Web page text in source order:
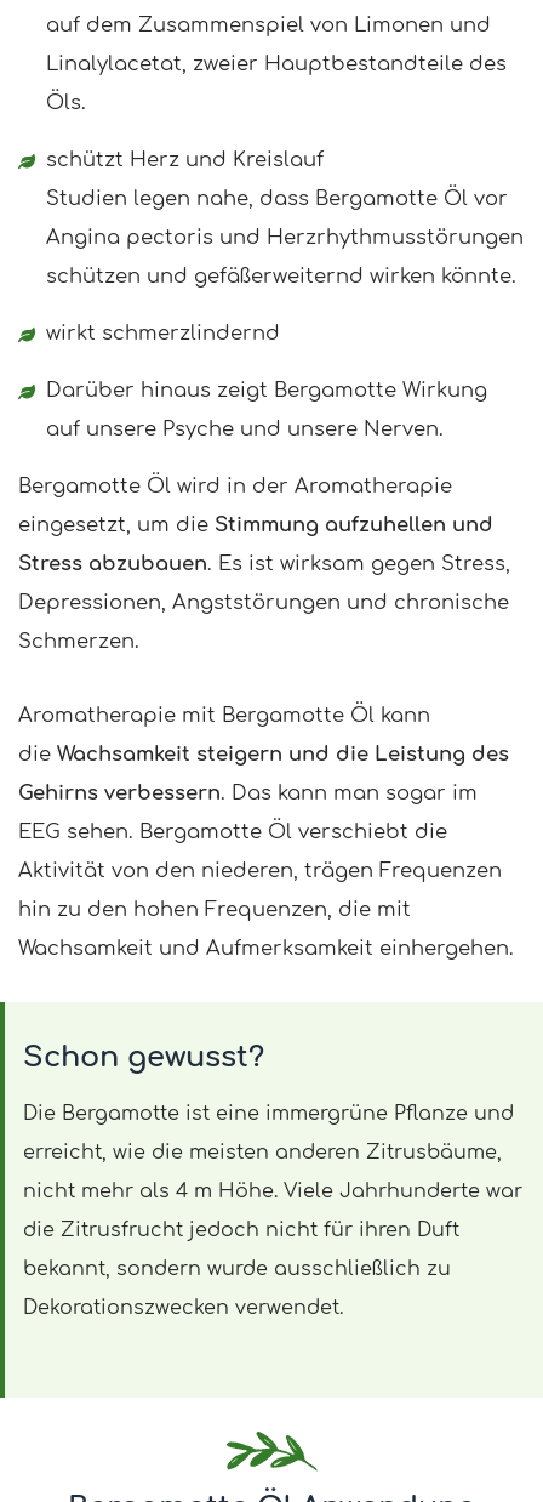
auf dem Zusammenspiel von Limonen und
Linalylacetat, zweier Hauptbestandteile des
Öls.
schützt Herz und Kreislauf
Studien legen nahe, dass Bergamotte Öl vor
Angina pectoris und Herzrhythmusstörungen
schützen und gefäßerweiternd wirken könnte.
wirkt schmerzlindernd
Darüber hinaus zeigt Bergamotte Wirkung
auf unsere Psyche und unsere Nerven.
Bergamotte Öl wird in der Aromatherapie
eingesetzt, um die Stimmung aufzuhellen und
Stress abzubauen. Es ist wirksam gegen Stress,
Depressionen, Angststörungen und chronische
Schmerzen.
Aromatherapie mit Bergamotte Öl kann
die Wachsamkeit steigern und die Leistung des
Gehirns verbessern. Das kann man sogar im
EEG sehen. Bergamotte Öl verschiebt die
Aktivität von den niederen, trägen Frequenzen
hin zu den hohen Frequenzen, die mit
Wachsamkeit und Aufmerksamkeit einhergehen.
Schon gewusst?
Die Bergamotte ist eine immergrüne Pflanze und
erreicht, wie die meisten anderen Zitrusbäume,
nicht mehr als 4 m Höhe. Viele Jahrhunderte war
die Zitrusfrucht jedoch nicht für ihren Duft
bekannt, sondern wurde ausschließlich zu
Dekorationszwecken verwendet.